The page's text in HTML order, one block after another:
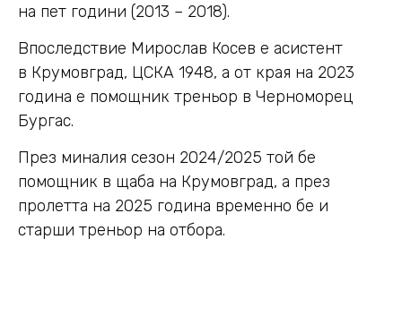
на пет години (2013 – 2018).
Впоследствие Мирослав Косев е асистент
в Крумовград, ЦСКА 1948, а от края на 2023
година е помощник треньор в Черноморец
Бургас.
През миналия сезон 2024/2025 той бе
помощник в щаба на Крумовград, а през
пролетта на 2025 година временно бе и
старши треньор на отбора.